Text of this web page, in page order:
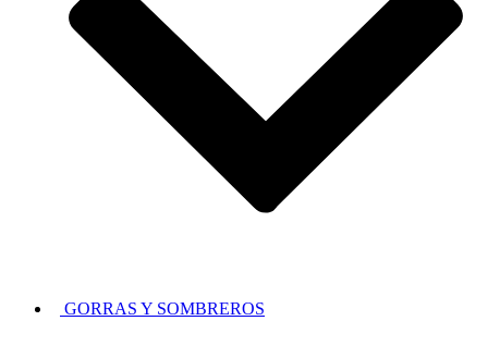
GORRAS Y SOMBREROS